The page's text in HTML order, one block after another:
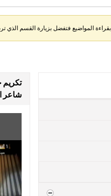
المواضيع فتفضل بزيارة القسم الذي
شاعر